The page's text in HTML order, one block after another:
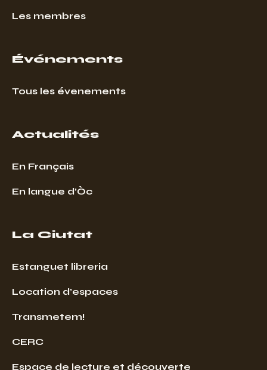
Les membres
Événements
Tous les évenements
Actualités
En Français
En langue d’Òc
La Ciutat
Estanguet libreria
Location d’espaces
Transmetem!
CERC
Espace de lecture et découverte